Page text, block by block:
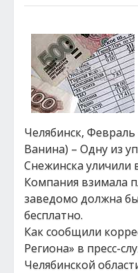
Челябинск,
Ванина) – Одну из
Снежинска уличили
Компания взимала
заведомо должна
бесплатно.
Как сообщили
Региона» в пресс-
Челябинской